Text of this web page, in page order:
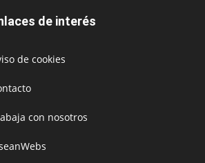
de interés
de cookies
con nosotros